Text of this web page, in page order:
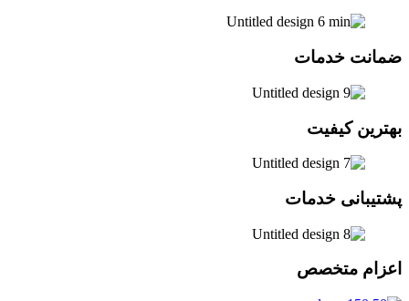
ضمانت خدمات
بهترین کیفیت
پشتیبانی خدمات
اعزام متخصص